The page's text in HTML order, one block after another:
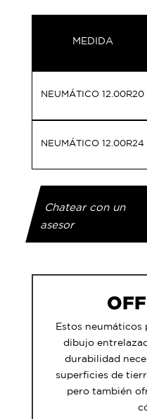
MEDIDA
NEUMÁTICO 12.00R20
NEUMÁTICO 12.00R24
Chatear con un
asesor
Estos neumáticos
dibujo
durabilidad
superficies de
pero también